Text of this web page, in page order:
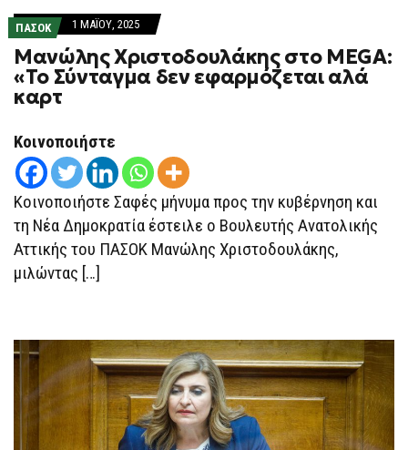
ΠΑΣΟΚ 1 ΜΑΪ́ΟΥ, 2025
Μανώλης Χριστοδουλάκης στο MEGA:
«Το Σύνταγμα δεν εφαρμόζεται αλά
καρτ
Κοινοποιήστε
Κοινοποιήστε Σαφές μήνυμα προς την κυβέρνηση και
τη Νέα Δημοκρατία έστειλε ο Βουλευτής Ανατολικής
Αττικής του ΠΑΣΟΚ Μανώλης Χριστοδουλάκης,
μιλώντας […]